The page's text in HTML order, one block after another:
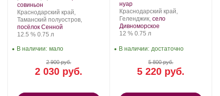
Узунов.
винограда:
совиньон
Регион:
Краснодарский край,
Таманский полуостров,
посёлок Сенной
Крепость
12.5 %. Объем
0.75 л
2 030 руб.
2 900 руб.
В наличии: мало
Усадьба
Дивноморское.
винограда:
нуар.
Регион:
Краснодарский край,
Геленджик, село
Дивноморское
Крепость
12 %. Объем
0.75 л
5 220 руб.
5 800 руб.
В наличии: достаточно